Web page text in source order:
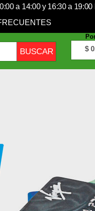
a 14:00 y 16:30 a 19:00
$